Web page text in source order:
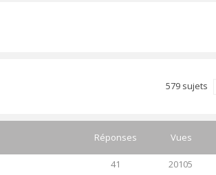
579 sujets
Réponses Vues
41 20105